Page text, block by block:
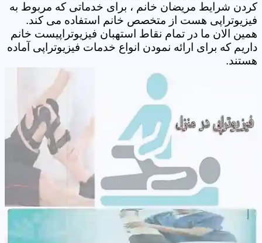
کردن شرایط مریضان خانم ، برای خدماتی که مربوط به
فیزیوتراپی هست از متخصص خانم استفاده می کند.
همین الان ما در تمام نقاط استهبان فیزیوتراپیست خانم
داریم که برای ارائه نمودن انواع خدمات فیزیوتراپی آماده
هستند.